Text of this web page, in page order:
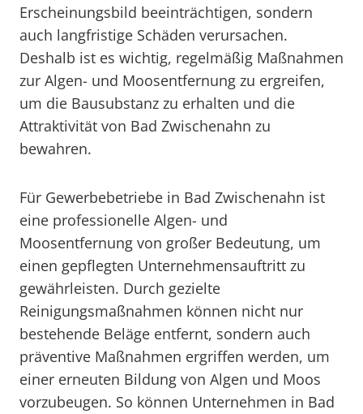
Erscheinungsbild beeinträchtigen, sondern
auch langfristige Schäden verursachen.
Deshalb ist es wichtig, regelmäßig Maßnahmen
zur Algen- und Moosentfernung zu ergreifen,
um die Bausubstanz zu erhalten und die
Attraktivität von Bad Zwischenahn zu
bewahren.
Für Gewerbebetriebe in Bad Zwischenahn ist
eine professionelle Algen- und
Moosentfernung von großer Bedeutung, um
einen gepflegten Unternehmensauftritt zu
gewährleisten. Durch gezielte
Reinigungsmaßnahmen können nicht nur
bestehende Beläge entfernt, sondern auch
präventive Maßnahmen ergriffen werden, um
einer erneuten Bildung von Algen und Moos
vorzubeugen. So können Unternehmen in Bad